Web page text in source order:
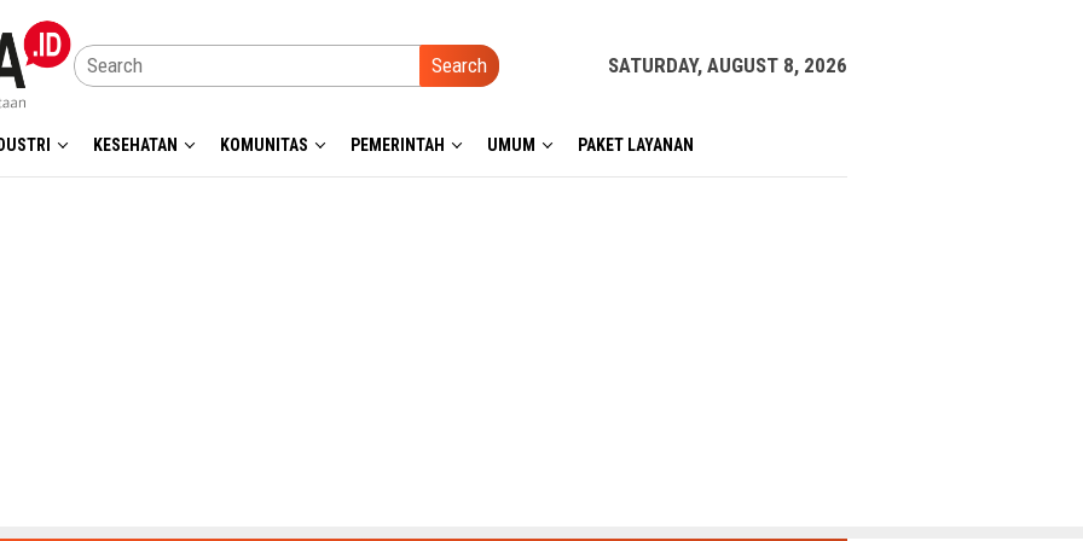
Search SATURDAY, AUGUST 8, 2026
KESEHATAN KOMUNITAS PEMERINTAH UMUM PAKET LAYANAN